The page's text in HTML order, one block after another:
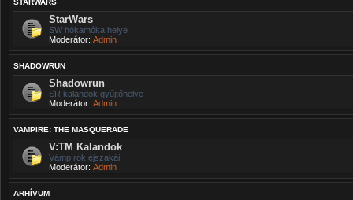
StarWars
SW hókamóka helye
Moderátor: Admin
SHADOWRUN
Shadowrun
SR kalandok gyűjtőhelye
Moderátor: Admin
VAMPIRE: THE MASQUERADE
V:TM Kalandok
Vámpírok éjszakái
Moderátor: Admin
ARHÍVUM